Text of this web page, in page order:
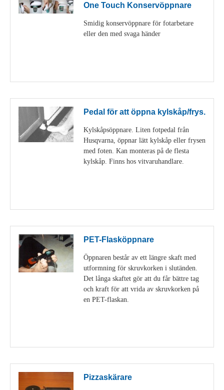
One Touch Konservöppnare
Smidig konservöppnare för fotarbetare
eller den med svaga händer
Pedal för att öppna kylskåp/frys.
Kylskåpsöppnare. Liten fotpedal från
Husqvarna, öppnar lätt kylskåp eller frysen
med foten. Kan monteras på de flesta
kylskåp. Finns hos vitvaruhandlare.
PET-Flasköppnare
Öppnaren består av ett längre skaft med
utformning för skruvkorken i slutänden.
Det långa skaftet gör att du får bättre tag
och kraft för att vrida av skruvkorken på
en PET-flaskan.
Pizzaskärare